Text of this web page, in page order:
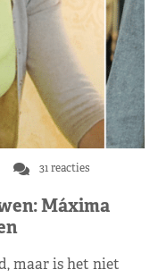
31 reacties
Máxima
maar is het niet